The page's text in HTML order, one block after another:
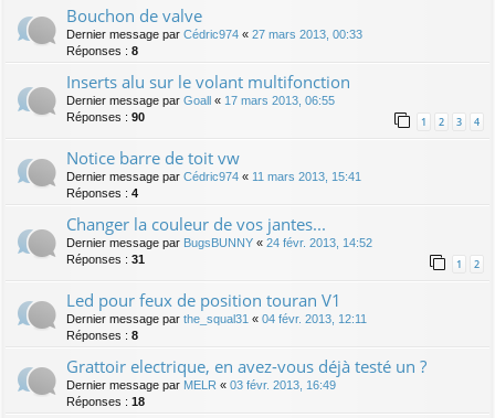
Bouchon de valve
Dernier message par Cédric974 « 27 mars 2013, 00:33
Réponses : 8
Inserts alu sur le volant multifonction
Dernier message par Goall « 17 mars 2013, 06:55
Réponses : 90 1 2 3 4
Notice barre de toit vw
Dernier message par Cédric974 « 11 mars 2013, 15:41
Réponses : 4
Changer la couleur de vos jantes...
Dernier message par BugsBUNNY « 24 févr. 2013, 14:52
Réponses : 31 1 2
Led pour feux de position touran V1
Dernier message par the_squal31 « 04 févr. 2013, 12:11
Réponses : 8
Grattoir electrique, en avez-vous déjà testé un ?
Dernier message par MELR « 03 févr. 2013, 16:49
Réponses : 18